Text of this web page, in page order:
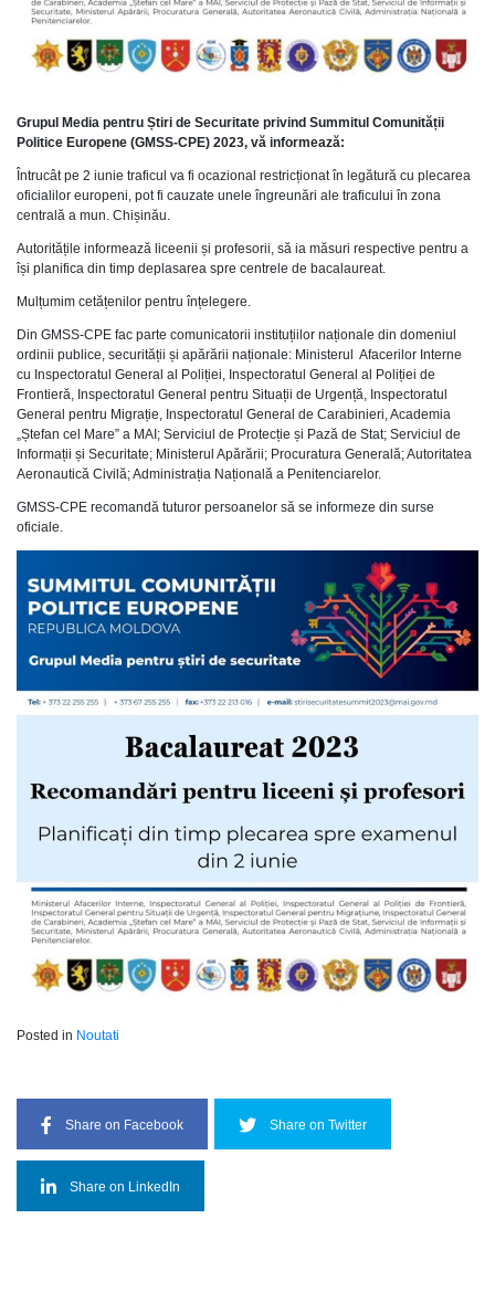
Grupul Media pentru Știri de Securitate privind Summitul Comunității
Politice Europene (GMSS-CPE) 2023, vă informează:
Întrucât pe 2 iunie traficul va fi ocazional restricționat în legătură cu plecarea
oficialilor europeni, pot fi cauzate unele îngreunări ale traficului în zona
centrală a mun. Chișinău.
Autoritățile informează liceenii și profesorii, să ia măsuri respective pentru a
își planifica din timp deplasarea spre centrele de bacalaureat.
Mulțumim cetățenilor pentru înțelegere.
Din GMSS-CPE fac parte comunicatorii instituțiilor naționale din domeniul
ordinii publice, securității și apărării naționale: Ministerul Afacerilor Interne
cu Inspectoratul General al Poliției, Inspectoratul General al Poliției de
Frontieră, Inspectoratul General pentru Situații de Urgență, Inspectoratul
General pentru Migrație, Inspectoratul General de Carabinieri, Academia
„Ștefan cel Mare” a MAI; Serviciul de Protecție și Pază de Stat; Serviciul de
Informații și Securitate; Ministerul Apărării; Procuratura Generală; Autoritatea
Aeronautică Civilă; Administrația Națională a Penitenciarelor.
GMSS-CPE recomandă tuturor persoanelor să se informeze din surse
oficiale.
Posted in Noutati
Share on Facebook Share on Twitter
Share on LinkedIn